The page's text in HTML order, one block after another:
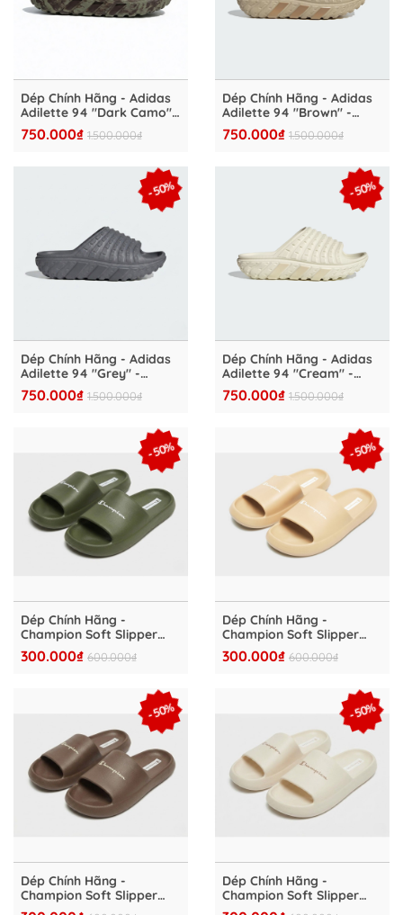
Dép Chính Hãng - Adidas
Adilette 94 "Dark Camo" -
IH6898
750.000₫ 1.500.000₫
Dép Chính Hãng - Adidas
Adilette 94 "Brown" -
IH6894
750.000₫ 1.500.000₫
- 50%
Dép Chính Hãng - Adidas
Adilette 94 "Grey" -
IH6897
750.000₫ 1.500.000₫
- 50%
Dép Chính Hãng - Adidas
Adilette 94 "Cream" -
IH6893
750.000₫ 1.500.000₫
- 50%
Dép Chính Hãng -
Champion Soft Slipper
Slide "Green" - S22256
300.000₫ 600.000₫
- 50%
Dép Chính Hãng -
Champion Soft Slipper
Slide "Begie" - S22255
300.000₫ 600.000₫
- 50%
Dép Chính Hãng -
Champion Soft Slipper
Slide "Brown" - S11689-
- 50%
Dép Chính Hãng -
Champion Soft Slipper
Slide "Cream" - S11689-